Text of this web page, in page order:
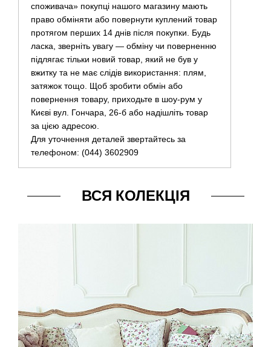
споживача» покупці нашого магазину мають
право обміняти або повернути куплений товар
протягом перших 14 днів після покупки. Будь
ласка, зверніть увагу — обміну чи поверненню
підлягає тільки новий товар, який не був у
вжитку та не має слідів використання: плям,
затяжок тощо. Щоб зробити обмін або
повернення товару, приходьте в шоу-рум у
Києві вул. Гончара, 26-б або надішліть товар
за цією адресою.
Для уточнення деталей звертайтесь за
телефоном: (044) 3602909
ВСЯ КОЛЕКЦІЯ